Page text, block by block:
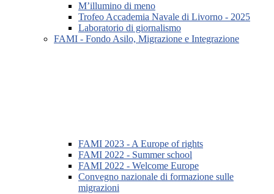
M’illumino di meno
Trofeo Accademia Navale di Livorno - 2025
Laboratorio di giornalismo
FAMI - Fondo Asilo, Migrazione e Integrazione
FAMI 2023 - A Europe of rights
FAMI 2022 - Summer school
FAMI 2022 - Welcome Europe
Convegno nazionale di formazione sulle
migrazioni